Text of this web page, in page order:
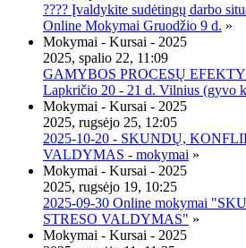
???? Įvaldykite sudėtingų darbo
Online Mokymai Gruodžio 9 d. »
Mokymai - Kursai - 2025
2025, spalio 22, 11:09
GAMYBOS PROCESŲ
Lapkričio 20 - 21 d. Vilnius (gyvo
Mokymai - Kursai - 2025
2025, rugsėjo 25, 12:05
2025-10-20 - SKUNDŲ,
VALDYMAS - mokymai »
Mokymai - Kursai - 2025
2025, rugsėjo 19, 10:25
2025-09-30 Online mokymai
STRESO VALDYMAS" »
Mokymai - Kursai - 2025